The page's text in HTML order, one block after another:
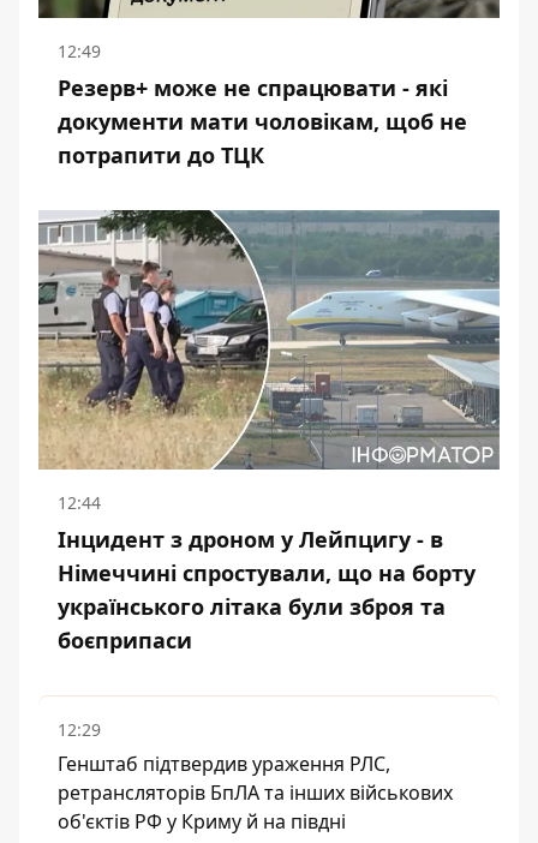
12:49
Резерв+ може не спрацювати - які
документи мати чоловікам, щоб не
потрапити до ТЦК
12:44
Інцидент з дроном у Лейпцигу - в
Німеччині спростували, що на борту
українського літака були зброя та
боєприпаси
12:29
Генштаб підтвердив ураження РЛС,
ретрансляторів БпЛА та інших військових
об'єктів РФ у Криму й на півдні